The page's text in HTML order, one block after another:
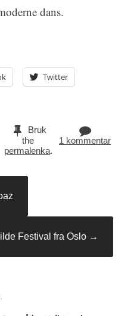
dans.
Twitter
Bruk
the
permalenka.
1 kommentar
Festival fra Oslo →